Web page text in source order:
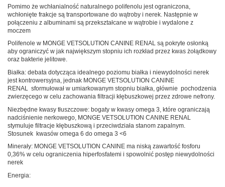
Pomimo że wchłanialność naturalnego polifenolu jest ograniczona,
wchłonięte frakcje są transportowane do wątroby i nerek. Następnie w
połączeniu z albuminami są przekształcane w wątrobie i wydalone z
moczem
Polifenole w MONGE VETSOLUTION CANINE RENAL są pokryte osłonką
aby ograniczyć w jak największym stopniu ich rozkład przez kwas żołądkowy
oraz bakterie jelitowe.
Białka: debata dotycząca idealnego poziomu białka i niewydolności nerek
jest kontrowersyjna, jednak MONGE VETSOLUTION CANINE
RENAL sformułował w umiarkowanym stopniu białka, głównie pochodzenia
zwierzęcego w celu zachowania filtracji kłębuszkowej przez zdrowe nefrony.
Niezbędne kwasy tłuszczowe: bogaty w kwasy omega 3, które ograniczają
nadciśnienie nerkowego, MONGE VETSOLUTION CANINE RENAL
stymuluje filtracje kłębuszkową i przeciwdziała stanom zapalnym.
Stosunek kwasów omega 6 do omega 3 <6
Minerały: MONGE VETSOLUTION CANINE ma niską zawartość fosforu
0,36% w celu ograniczenia hiperfosfatemi i spowolnić postęp niewydolności
nerek
Energia: